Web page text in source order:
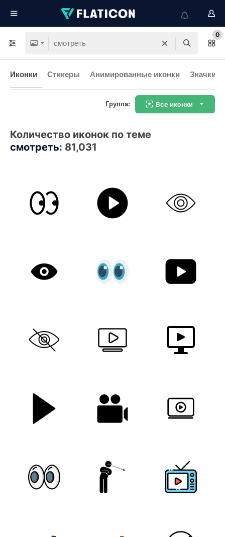
0
Иконки Стикеры Анимированные иконки Значки
Группа: Все иконки
Количество иконок по теме
смотреть: 81,031